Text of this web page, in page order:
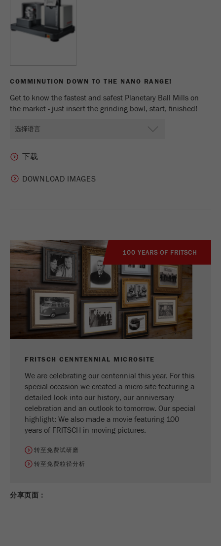
COMMINUTION DOWN TO THE NANO RANGE!
Get to know the fastest and safest Planetary Ball Mills on
the market - just insert the grinding bowl, start, finished!
DOWNLOAD IMAGES
100 YEARS OF FRITSCH
FRITSCH CENNTENNIAL MICROSITE
We are celebrating our centennial this year. For this
special occasion we created a micro site featuring a
detailed look into our history, our anniversary
celebration and an outlook to tomorrow. Our special
highlight: We also made a movie featuring 100
years of FRITSCH in moving pictures.
转至免费试研磨
转至免费粒径分析
分享页面：